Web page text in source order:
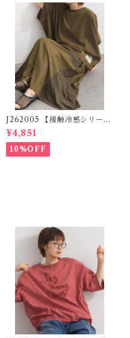
J262005 【接触冷感シリー
ズ】 ツイルワークリメイクス
カート / Cool Touch Twill
Work Remake Skirt
¥4,851
10%OFF